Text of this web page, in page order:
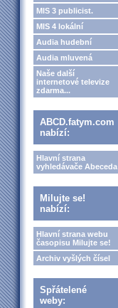
MIS 3 publicist.
MIS 4 lokální
Audia hudební
Audia mluvená
Naše další
internetové televize
zdarma...
ABCD.fatym.com
nabízí:
Hlavní strana
vyhledávače Abeceda
Milujte se!
nabízí:
Hlavní strana webu
časopisu Milujte se!
Archiv vyšlých čísel
Spřátelené
weby: